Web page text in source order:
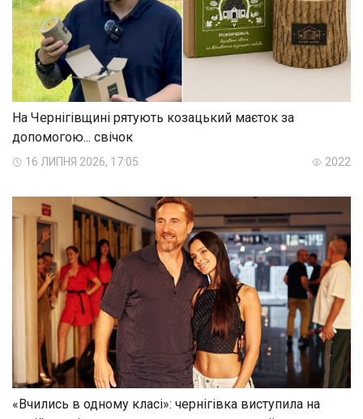
На Чернігівщині рятують козацький маєток за
допомогою... свічок
16 ЛИПНЯ 2026, 17:05 2022
«Вчились в одному класі»: чернігівка виступила на